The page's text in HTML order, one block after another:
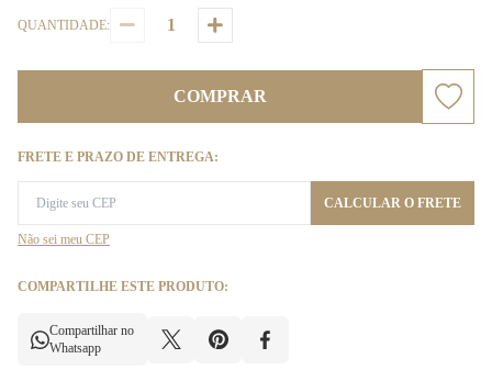
QUANTIDADE:
COMPRAR
FRETE E PRAZO DE ENTREGA:
CALCULAR O FRETE
Não sei meu CEP
COMPARTILHE ESTE PRODUTO:
Compartilhar no
Whatsapp